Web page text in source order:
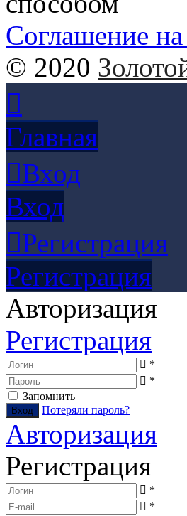
Соглашение
© 2020
Главная
Вход
Вход
Регистрация
Регистрация
Авторизация
Регистрация
*
*
Запомнить
Потеряли пароль?
Авторизация
Регистрация
*
*